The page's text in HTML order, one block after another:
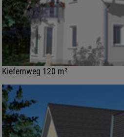
Kiefernweg 120 m²